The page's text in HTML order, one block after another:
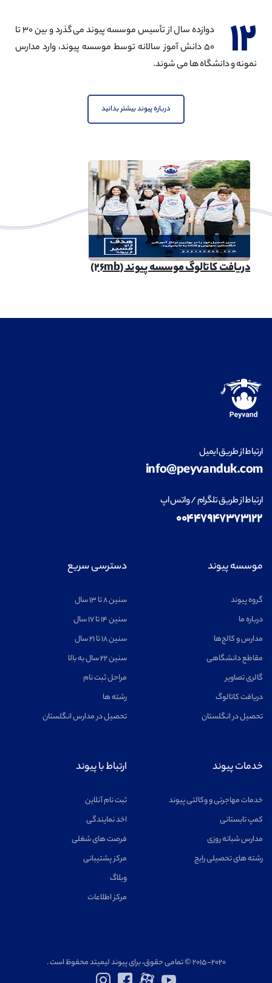
۱۲
دوازده سال از تأسیس موسسه پیوند می گذرد و بین ۳۰ تا
۵۰ دانش آموز سالانه توسط موسسه پیوند، وارد مدارس
نمونه و دانشگاه ها می شوند.
درباره پیوند بیشتر بدانید
دریافت کاتالوگ موسسه پیوند (۲۶mb)
ارتباط از طریق ایمیل
info@peyvanduk.com
ارتباط از طریق تلگرام / واتس اپ
۰۰۴۴۷۹۴۷۳۷۳۱۲۲
موسسه پیوند
گروه پیوند
درباره ما
مدارس و کالج‌ها
مقاطع دانشگاهی
گالری تصاویر
دریافت کاتالوگ
تحصیل در انگلستان
دسترسی سریع
سنین ۸ تا ۱۳ سال
سنین ۱۴ تا ۱۷ سال
سنین ۱۸ تا ۲۱ سال
سنین ۲۲ سال به بالا
مراحل ثبت نام
رشته ها
تحصیل در مدارس انگلستان
خدمات پیوند
خدمات مهاجرتی و وکالتی پیوند
کمپ تابستانی
مدارس شبانه روزی
رشته های تحصیلی رایج
ارتباط با پیوند
ثبت نام آنلاین
اخد نمایندگی
فرصت های شغلی
مرکز پشتیبانی
وبلاگ
مرکز اطلاعات
۲۰۱۵-۲۰۲۰ © تمامی حقوق، برای پیوند لیمیتد محفوظ است .